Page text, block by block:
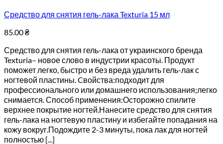
Средство для снятия гель-лака Texturia 15 мл
85.00₴
Средство для снятия гель-лака от украинского бренда
Texturia– новое слово в индустрии красоты. Продукт
поможет легко, быстро и без вреда удалить гель-лак с
ногтевой пластины. Cвойства:подходит для
профессионального или домашнего использования;легко
снимается. Способ применения:Осторожно спилите
верхнее покрытие ногтей.Нанесите средство для снятия
гель-лака на ногтевую пластину и избегайте попадания на
кожу вокруг.Подождите 2-3 минуты, пока лак для ногтей
полностью [...]